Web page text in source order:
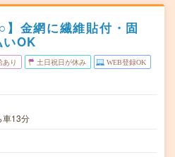
】金網に繊維貼付・固
OK
あり 土日祝日が休み WEB登録OK
車13分